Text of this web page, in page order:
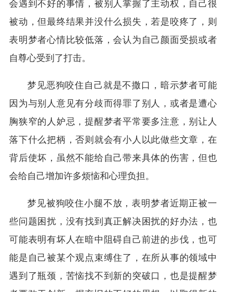
会遇到不好的事情，被别人掌握了主动权，自己很
被动，但最终结果并没什么损失，若是咬疼了，则
表明梦者心情比较低落，会认为自己颜面受损或者
自尊心受到了打击。
梦见恶狗咬住自己就是不撒口，暗示梦者可能
因为与别人意见有分歧而得罪了别人，或者是遭心
胸狭窄的人妒忌，提醒梦者平常要多注意，别让人
落下什么把柄，否则就会有小人以此做些文章，在
背后使坏，虽然不能给自己带来具体的伤害，但也
会给自己增加许多烦恼和心理负担。
梦见被狗咬住小腿不放，表明梦者近期正被一
些问题困扰，没有找到真正解决困扰的好办法，也
可能表明有坏人在暗中阻碍自己前进的步伐，也可
能是自己被某个观点束缚住了，在所从事的领域中
遇到了瓶颈，苦恼找不到新的突破口，也是提醒梦